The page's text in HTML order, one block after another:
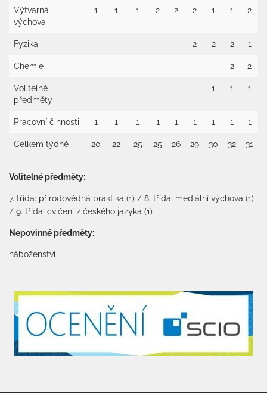
Výtvarná
výchova
1 1 1 2 2 2 1 1 2
Fyzika 2 2 2 1
Chemie 2 2
Volitelné
předměty
1 1 1
Pracovní činnosti 1 1 1 1 1 1 1 1 1
Celkem týdně 20 22 25 25 26 29 30 32 31
Volitelné předměty:
7. třída: přírodovědná praktika (1) / 8. třída: mediální výchova (1)
/ 9. třída: cvičení z českého jazyka (1)
Nepovinné předměty:
náboženství